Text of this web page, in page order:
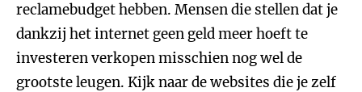
reclamebudget hebben. Mensen die stellen dat je
dankzij het internet geen geld meer hoeft te
investeren verkopen misschien nog wel de
grootste leugen. Kijk naar de websites die je zelf